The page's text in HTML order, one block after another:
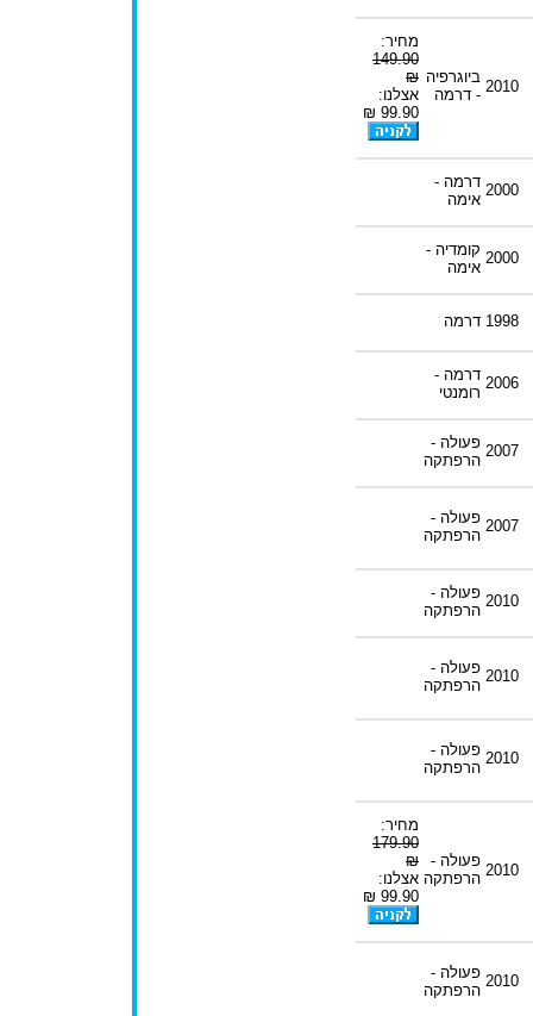
2010
ביוגרפיה
- דרמה
מחיר:
149.90
₪
אצלנו:
99.90 ₪
2000 דרמה -
אימה
2000 קומדיה -
אימה
1998 דרמה
2006 דרמה -
רומנטי
2007 פעולה -
הרפתקה
2007 פעולה -
הרפתקה
2010 פעולה -
הרפתקה
2010 פעולה -
הרפתקה
2010 פעולה -
הרפתקה
2010
פעולה -
הרפתקה
מחיר:
179.90
₪
אצלנו:
99.90 ₪
2010 פעולה -
הרפתקה